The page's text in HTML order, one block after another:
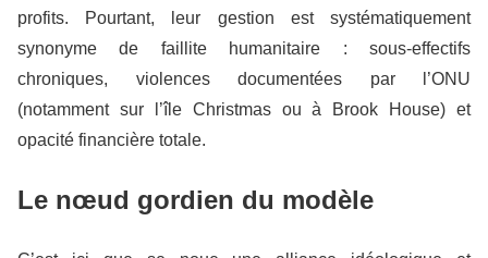
profits. Pourtant, leur gestion est systématiquement
synonyme de faillite humanitaire : sous-effectifs
chroniques, violences documentées par l’ONU
(notamment sur l’île Christmas ou à Brook House) et
opacité financière totale.
Le nœud gordien du modèle